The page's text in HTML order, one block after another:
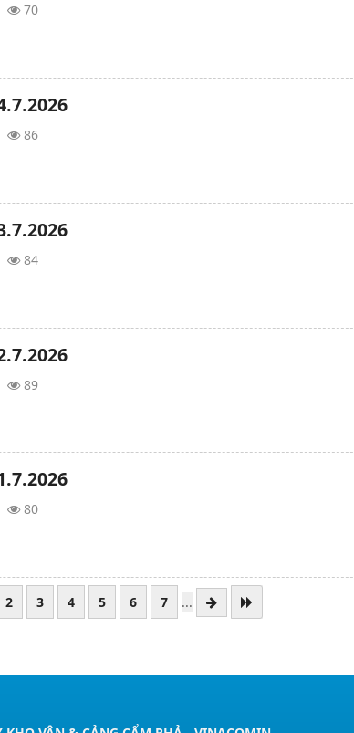
70
86
84
89
80
2 3 4 5 6 7 ...